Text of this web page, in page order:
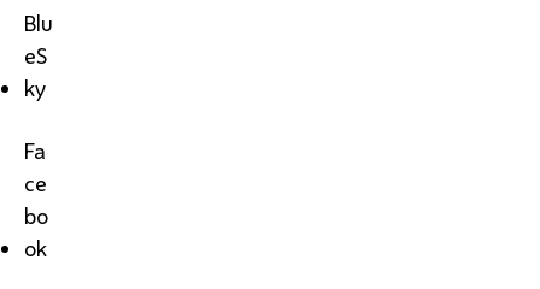
Blu
eS
ky
Fa
ce
bo
ok